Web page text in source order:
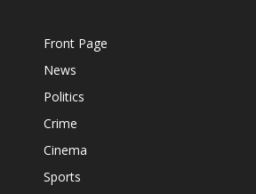
Front Page
News
Politics
Crime
Cinema
Sports